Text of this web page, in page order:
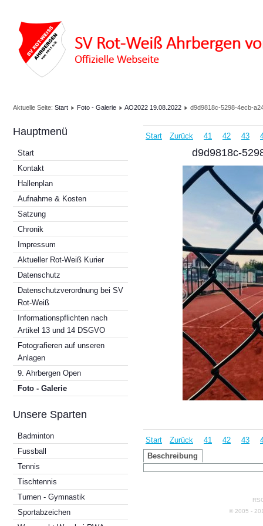
Aktuelle Seite: Start Foto - Galerie AO2022 19.08.2022 d9d9818c-5298-4ecb-
Hauptmenü
Start
Kontakt
Hallenplan
Aufnahme & Kosten
Satzung
Chronik
Impressum
Aktueller Rot-Weiß Kurier
Datenschutz
Datenschutzverordnung bei SV
Rot-Weiß
Informationspflichten nach
Artikel 13 und 14 DSGVO
Fotografieren auf unseren
Anlagen
9. Ahrbergen Open
Foto - Galerie
Unsere Sparten
Badminton
Fussball
Tennis
Tischtennis
Turnen - Gymnastik
Sportabzeichen
Start Zurück 41 42 43
d9d9818c-
Start Zurück 41 42 43
Beschreibung
© 2005 -